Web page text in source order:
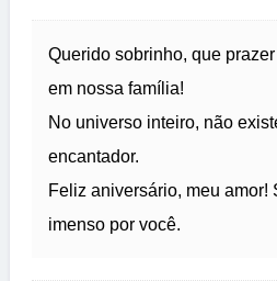
Querido sobrinho, que
em nossa família!
No universo inteiro, não
encantador.
Feliz aniversário, meu amor!
imenso por você.